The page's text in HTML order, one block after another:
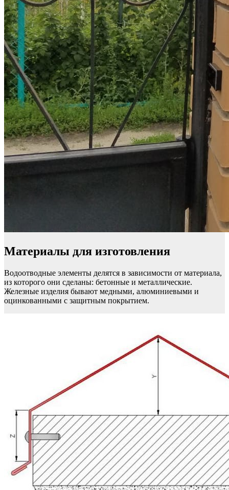
Материалы для изготовления
Водоотводные элементы делятся в зависимости от материала,
из которого они сделаны: бетонные и металлические.
Железные изделия бывают медными, алюминиевыми и
оцинкованными с защитным покрытием.